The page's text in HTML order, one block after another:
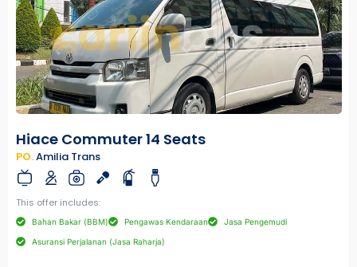
Hiace Commuter 14 Seats
PO.Amilia Trans
This offer includes:
Bahan Bakar (BBM) Pengawas Kendaraan Jasa Pengemudi
Asuransi Perjalanan (Jasa Raharja)